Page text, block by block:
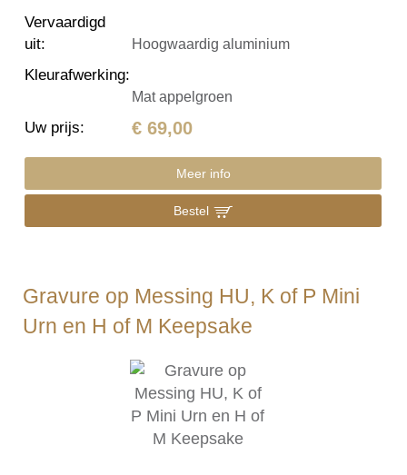
Vervaardigd
uit: Hoogwaardig aluminium
Kleurafwerking:
Mat appelgroen
Uw prijs: € 69,00
Meer info
Bestel
Gravure op Messing HU, K of P Mini
Urn en H of M Keepsake